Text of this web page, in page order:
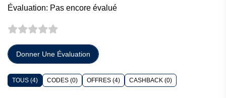
Évaluation: Pas encore évalué
Donner Une Évaluation
TOUS (4) CODES (0) OFFRES (4) CASHBACK (0)